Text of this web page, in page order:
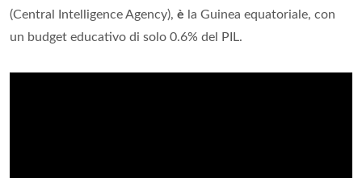
(Central Intelligence Agency), è la Guinea equatoriale, con
un budget educativo di solo 0.6% del PIL.